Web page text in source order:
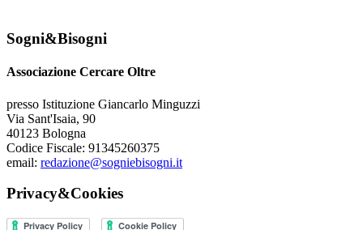
Sogni&Bisogni
Associazione Cercare Oltre
presso Istituzione Giancarlo Minguzzi
Via Sant'Isaia, 90
40123 Bologna
Codice Fiscale: 91345260375
email: redazione@sogniebisogni.it
Privacy&Cookies